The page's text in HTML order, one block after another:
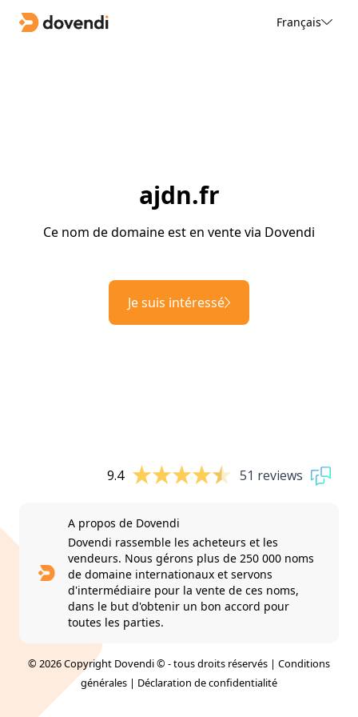
Français
ajdn.fr
Ce nom de domaine est en vente via Dovendi
Je suis intéressé
9.4 51 reviews
A propos de Dovendi
Dovendi rassemble les acheteurs et les
vendeurs. Nous gérons plus de 250 000 noms
de domaine internationaux et servons
d'intermédiaire pour la vente de ces noms,
dans le but d'obtenir un bon accord pour
toutes les parties.
© 2026 Copyright Dovendi © - tous droits réservés | Conditions
générales | Déclaration de confidentialité